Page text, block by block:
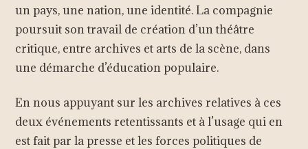
un pays, une nation, une identité. La compagnie
poursuit son travail de création d’un théâtre
critique, entre archives et arts de la scène, dans
une démarche d’éducation populaire.
En nous appuyant sur les archives relatives à ces
deux événements retentissants et à l’usage qui en
est fait par la presse et les forces politiques de